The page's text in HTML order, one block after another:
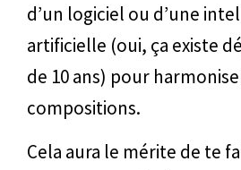
d’un logiciel ou d’une
artificielle (oui, ça existe
de 10 ans) pour
compositions.
Cela aura le mérite de te